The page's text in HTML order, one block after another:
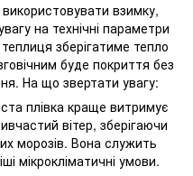
взимку,
на технічні параметри
зберігатиме тепло
буде покриття без
На що звертати увагу:
плівка краще витримує
вітер, зберігаючи
морозів. Вона служить
мікрокліматичні умови.